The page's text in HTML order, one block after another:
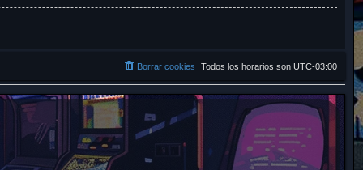
Todos los horarios son UTC-03:00
Borrar cookies